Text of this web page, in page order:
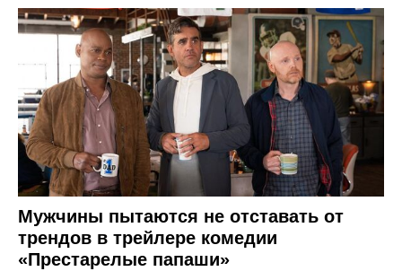
Мужчины пытаются не отставать от
трендов в трейлере комедии
«Престарелые папаши»